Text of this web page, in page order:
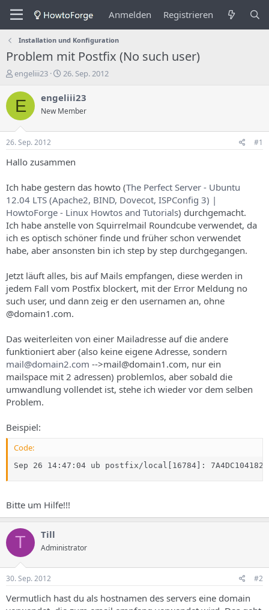
Anmelden Registrieren
Installation und Konfiguration
Problem mit Postfix (No such user)
E
s
e
e
r
s
T
h
e
m
a
s
engeliii23
E
s
e
n
d
a
t
u
m
26. Sep. 2012
E engeliii23
New Member
26. Sep. 2012 #1
Hallo zusammen
Ich habe gestern das howto (The Perfect Server - Ubuntu
12.04 LTS (Apache2, BIND, Dovecot, ISPConfig 3) |
HowtoForge - Linux Howtos and Tutorials) durchgemacht.
Ich habe anstelle von Squirrelmail Roundcube verwendet, da
ich es optisch schöner finde und früher schon verwendet
habe, aber ansonsten bin ich step by step durchgegangen.
Jetzt läuft alles, bis auf Mails empfangen, diese werden in
jedem Fall vom Postfix blockert, mit der Error Meldung no
such user, und dann zeig er den usernamen an, ohne
@domain1.com.
Das weiterleiten von einer Mailadresse auf die andere
funktioniert aber (also keine eigene Adresse, sondern
mail@domain2.com -->mail@domain1.com, nur ein
mailspace mit 2 adressen) problemlos, aber sobald die
umwandlung vollendet ist, stehe ich wieder vor dem selben
Problem.
Beispiel:
Code:
Sep 26 14:47:04 ub postfix/local[16784]:
Bitte um Hilfe!!!
T Till
Administrator
30. Sep. 2012 #2
Vermutlich hast du als hostnamen des servers eine domain